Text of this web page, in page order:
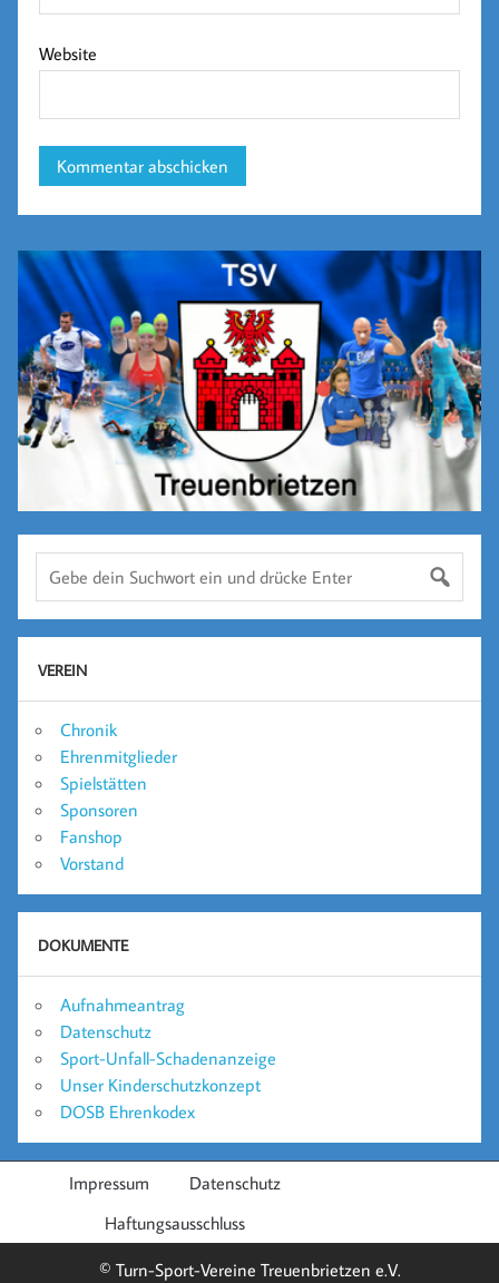
Website
VEREIN
Chronik
Ehrenmitglieder
Spielstätten
Sponsoren
Fanshop
Vorstand
DOKUMENTE
Aufnahmeantrag
Datenschutz
Sport-Unfall-Schadenanzeige
Unser Kinderschutzkonzept
DOSB Ehrenkodex
Impressum
Datenschutz
Haftungsausschluss
© Turn-Sport-Vereine Treuenbrietzen e.V.